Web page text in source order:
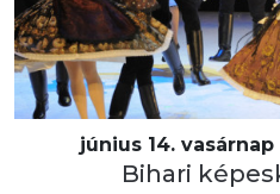
június 14. vasárnap
Bihari